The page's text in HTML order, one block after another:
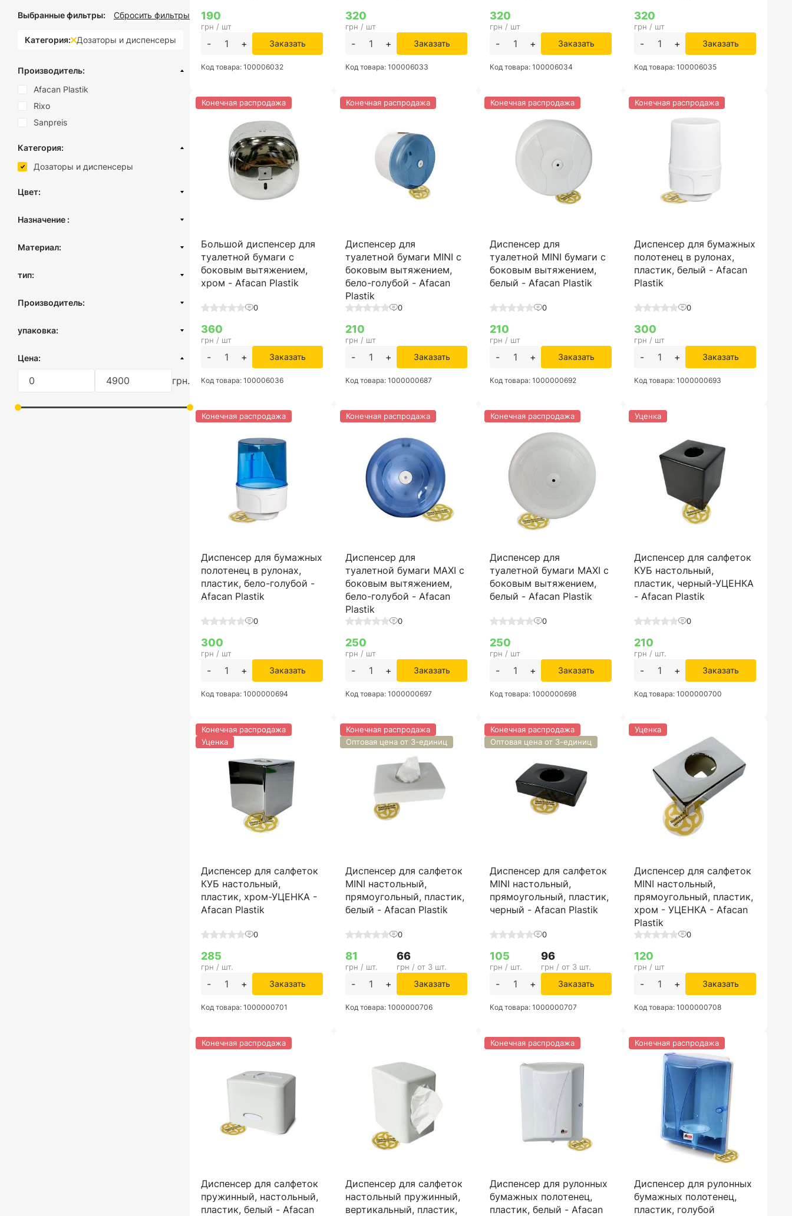
Выбранные фильтры: Сбросить фильтры
Категория: Дозаторы и диспенсеры
Производитель:
Afacan Plastik
Rixo
Sanpreis
Категория:
Дозаторы и диспенсеры
Цвет:
Серый
Хром сатин
Назначение :
Для бумажных полотенец
Материал:
тип:
Настольный
Производитель:
упаковка:
Цена:
грн.
190
грн / шт
- + Заказать
Код товара: 100006032
320
грн / шт
- + Заказать
Код товара: 100006033
320
грн / шт
- + Заказать
Код товара: 100006034
320
грн / шт
- + Заказать
Код товара: 100006035
Большой диспенсер для
туалетной бумаги с
боковым вытяжением,
хром - Afacan Plastik
0
Конечная распродажа
360
грн / шт
- + Заказать
Код товара: 100006036
Диспенсер для
туалетной бумаги MINI с
боковым вытяжением,
бело-голубой - Afacan
Plastik
0
Конечная распродажа
210
грн / шт
- + Заказать
Код товара: 1000000687
Диспенсер для
туалетной MINI бумаги с
боковым вытяжением,
белый - Afacan Plastik
0
Конечная распродажа
210
грн / шт
- + Заказать
Код товара: 1000000692
Диспенсер для бумажных
полотенец в рулонах,
пластик, белый - Afacan
Plastik
0
Конечная распродажа
300
грн / шт
- + Заказать
Код товара: 1000000693
Диспенсер для бумажных
полотенец в рулонах,
пластик, бело-голубой -
Afacan Plastik
0
Конечная распродажа
300
грн / шт
- + Заказать
Код товара: 1000000694
Диспенсер для
туалетной бумаги MAXI с
боковым вытяжением,
бело-голубой - Afacan
Plastik
0
Конечная распродажа
250
грн / шт
- + Заказать
Код товара: 1000000697
Диспенсер для
туалетной бумаги MAXI с
боковым вытяжением,
белый - Afacan Plastik
0
Конечная распродажа
250
грн / шт
- + Заказать
Код товара: 1000000698
Диспенсер для салфеток
КУБ настольный,
пластик, черный-УЦЕНКА
- Afacan Plastik
0
Уценка
210
грн / шт.
- + Заказать
Код товара: 1000000700
Диспенсер для салфеток
КУБ настольный,
пластик, хром-УЦЕНКА -
Afacan Plastik
0
Конечная распродажа
Уценка
285
грн / шт.
- + Заказать
Код товара: 1000000701
Диспенсер для салфеток
MINI настольный,
прямоугольный, пластик,
белый - Afacan Plastik
0
Конечная распродажа
Оптовая цена от 3-единиц
81
грн / шт.
66
грн / от 3 шт.
- + Заказать
Код товара: 1000000706
Диспенсер для салфеток
MINI настольный,
прямоугольный, пластик,
черный - Afacan Plastik
0
Конечная распродажа
Оптовая цена от 3-единиц
105
грн / шт.
96
грн / от 3 шт.
- + Заказать
Код товара: 1000000707
Диспенсер для салфеток
MINI настольный,
прямоугольный, пластик,
хром - УЦЕНКА - Afacan
Plastik
0
Уценка
120
грн / шт
- + Заказать
Код товара: 1000000708
Диспенсер для салфеток
пружинный, настольный,
пластик, белый - Afacan
Конечная распродажа
Диспенсер для салфеток
настольный пружинный,
вертикальный, пластик,
Диспенсер для рулонных
бумажных полотенец,
пластик, белый - Afacan
Конечная распродажа
Диспенсер для рулонных
бумажных полотенец,
пластик, голубой
Конечная распродажа